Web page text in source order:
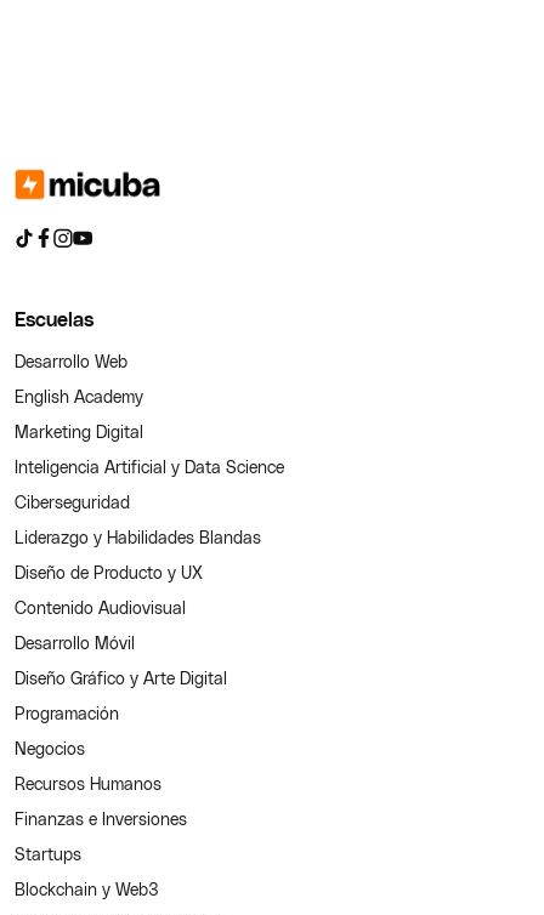
Escuelas
Desarrollo Web
English Academy
Marketing Digital
Inteligencia Artificial y Data Science
Ciberseguridad
Liderazgo y Habilidades Blandas
Diseño de Producto y UX
Contenido Audiovisual
Desarrollo Móvil
Diseño Gráfico y Arte Digital
Programación
Negocios
Recursos Humanos
Finanzas e Inversiones
Startups
Blockchain y Web3